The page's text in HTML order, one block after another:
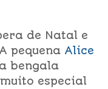
de Natal e
pequena Alice
bengala
especial